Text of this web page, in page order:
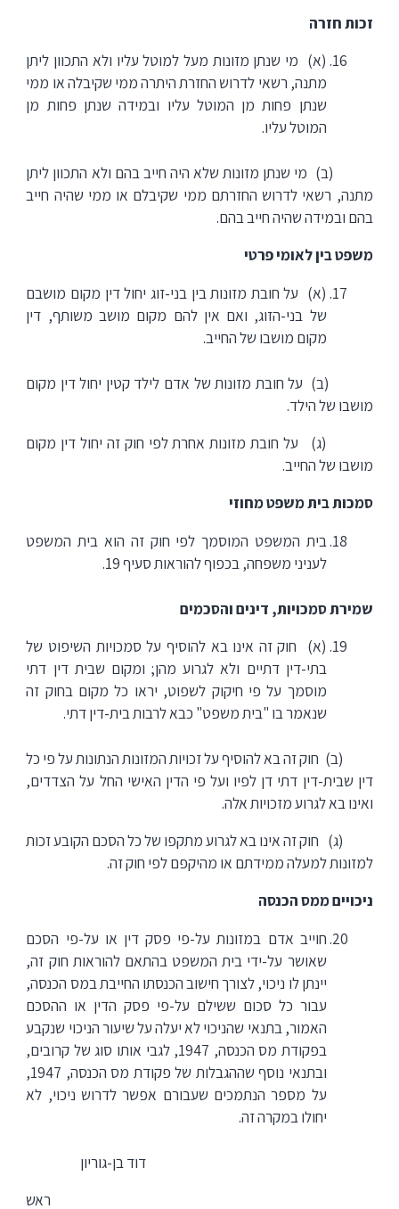
זכות חזרה
(א) מי שנתן מזונות מעל למוטל עליו ולא התכוון ליתן
מתנה, רשאי לדרוש החזרת היתרה ממי שקיבלה או ממי
שנתן פחות מן המוטל עליו ובמידה שנתן פחות מן
המוטל עליו.
(ב) מי שנתן מזונות שלא היה חייב בהם ולא התכוון ליתן
מתנה, רשאי לדרוש החזרתם ממי שקיבלם או ממי שהיה חייב
בהם ובמידה שהיה חייב בהם.
משפט בין לאומי פרטי
(א) על חובת מזונות בין בני-זוג יחול דין מקום מושבם
של בני-הזוג, ואם אין להם מקום מושב משותף, דין
מקום מושבו של החייב.
(ב) על חובת מזונות של אדם לילד קטין יחול דין מקום
מושבו של הילד.
(ג) על חובת מזונות אחרת לפי חוק זה יחול דין מקום
מושבו של החייב.
סמכות בית משפט מחוזי
בית המשפט המוסמך לפי חוק זה הוא בית המשפט
לעניני משפחה, בכפוף להוראות סעיף 19.
שמירת סמכויות, דינים והסכמים
(א) חוק זה אינו בא להוסיף על סמכויות השיפוט של
בתי-דין דתיים ולא לגרוע מהן; ומקום שבית דין דתי
מוסמך על פי חיקוק לשפוט, יראו כל מקום בחוק זה
שנאמר בו "בית משפט" כבא לרבות בית-דין דתי.
(ב) חוק זה בא להוסיף על זכויות המזונות הנתונות על פי כל
דין שבית-דין דתי דן לפיו ועל פי הדין האישי החל על הצדדים,
ואינו בא לגרוע מזכויות אלה.
(ג) חוק זה אינו בא לגרוע מתקפו של כל הסכם הקובע זכות
למזונות למעלה ממידתם או מהיקפם לפי חוק זה.
ניכויים ממס הכנסה
חוייב אדם במזונות על-פי פסק דין או על-פי הסכם
שאושר על-ידי בית המשפט בהתאם להוראות חוק זה,
יינתן לו ניכוי, לצורך חישוב הכנסתו החייבת במס הכנסה,
עבור כל סכום ששילם על-פי פסק הדין או ההסכם
האמור, בתנאי שהניכוי לא יעלה על שיעור הניכוי שנקבע
בפקודת מס הכנסה, 1947, לגבי אותו סוג של קרובים,
ובתנאי נוסף שההגבלות של פקודת מס הכנסה, 1947,
על מספר הנתמכים שעבורם אפשר לדרוש ניכוי, לא
יחולו במקרה זה.
דוד בן-גוריון
ראש